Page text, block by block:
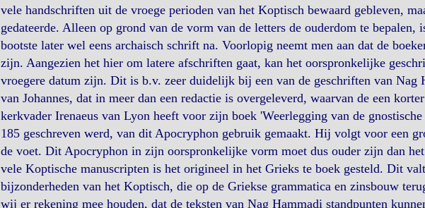
vele handschriften uit de vroege perioden van het Koptisch bewaard gebleven,
gedateerde. Alleen op grond van de vorm van de letters de ouderdom te bepalen,
bootste later wel eens archaisch schrift na. Voorlopig neemt men aan dat de
zijn. Aangezien het hier om latere afschriften gaat, kan het oorspronkelijke
vroegere datum zijn. Dit is b.v. zeer duidelijk bij een van de geschriften van Nag
van Johannes, dat in meer dan een redactie is overgeleverd, waarvan de een
kerkvader Irenaeus van Lyon heeft voor zijn boek 'Weerlegging van de
185 geschreven werd, van dit Apocryphon gebruik gemaakt. Hij volgt voor een
de voet. Dit Apocryphon in zijn oorspronkelijke vorm moet dus ouder zijn dan
vele Koptische manuscripten is het origineel in het Grieks te boek gesteld. Dit
bijzonderheden van het Koptisch, die op de Griekse grammatica en zinsbouw
wij er rekening mee houden, dat de teksten van Nag Hammadi standpunten